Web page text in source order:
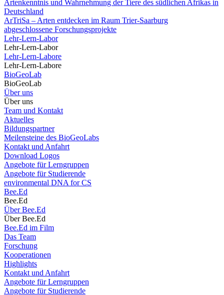
Artenkenntnis und Wahrnehmung der Tiere des südlichen Afrikas in
Deutschland
ArTriSa – Arten entdecken im Raum Trier-Saarburg
abgeschlossene Forschungsprojekte
Lehr-Lern-Labor
Lehr-Lern-Labor
Lehr-Lern-Labore
Lehr-Lern-Labore
BioGeoLab
BioGeoLab
Über uns
Über uns
Team und Kontakt
Aktuelles
Bildungspartner
Meilensteine des BioGeoLabs
Kontakt und Anfahrt
Download Logos
Angebote für Lerngruppen
Angebote für Studierende
environmental DNA for CS
Bee.Ed
Bee.Ed
Über Bee.Ed
Über Bee.Ed
Bee.Ed im Film
Das Team
Forschung
Kooperationen
Highlights
Kontakt und Anfahrt
Angebote für Lerngruppen
Angebote für Studierende